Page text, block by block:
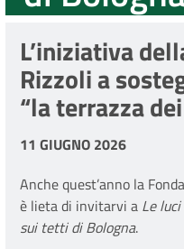
L’iniziativa
Rizzoli a
“la terrazza
11 GIUGNO 2026
Anche quest’anno la
è lieta di invitarvi a Le
sui tetti di Bologna.